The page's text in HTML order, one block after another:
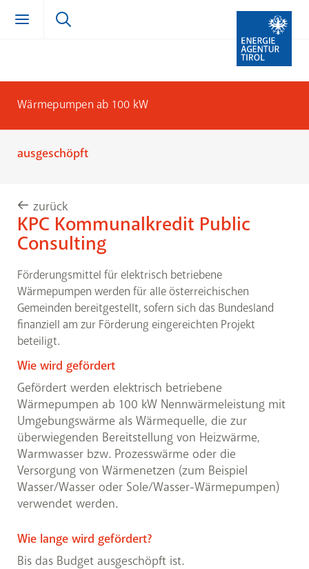
Wärmepumpen ab 100 kW
ausgeschöpft
zurück
KPC Kommunalkredit Public
Consulting
Förderungsmittel für elektrisch betriebene
Wärmepumpen werden für alle österreichischen
Gemeinden bereitgestellt, sofern sich das Bundesland
finanziell am zur Förderung eingereichten Projekt
beteiligt.
Wie wird gefördert
Gefördert werden elektrisch betriebene
Wärmepumpen ab 100 kW Nennwärmeleistung mit
Umgebungswärme als Wärmequelle, die zur
überwiegenden Bereitstellung von Heizwärme,
Warmwasser bzw. Prozesswärme oder die
Versorgung von Wärmenetzen (zum Beispiel
Wasser/Wasser oder Sole/Wasser-Wärmepumpen)
verwendet werden.
Wie lange wird gefördert?
Bis das Budget ausgeschöpft ist.